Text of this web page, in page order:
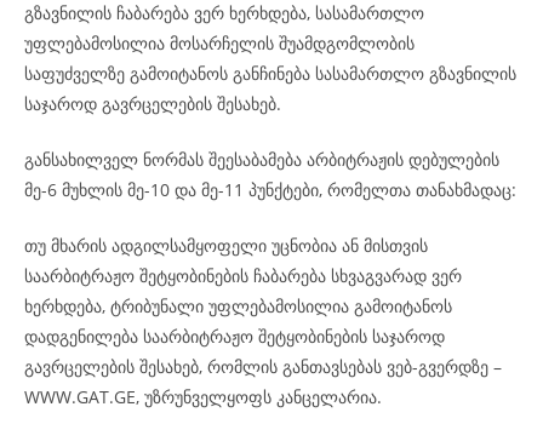
გზავნილის ჩაბარება ვერ ხერხდება, სასამართლო
უფლებამოსილია მოსარჩელის შუამდგომლობის
საფუძველზე გამოიტანოს განჩინება სასამართლო გზავნილის
საჯაროდ გავრცელების შესახებ.
განსახილველ ნორმას შეესაბამება არბიტრაჟის დებულების
მე-6 მუხლის მე-10 და მე-11 პუნქტები, რომელთა თანახმადაც:
თუ მხარის ადგილსამყოფელი უცნობია ან მისთვის
საარბიტრაჟო შეტყობინების ჩაბარება სხვაგვარად ვერ
ხერხდება, ტრიბუნალი უფლებამოსილია გამოიტანოს
დადგენილება საარბიტრაჟო შეტყობინების საჯაროდ
გავრცელების შესახებ, რომლის განთავსებას ვებ-გვერდზე –
WWW.GAT.GE, უზრუნველყოფს კანცელარია.